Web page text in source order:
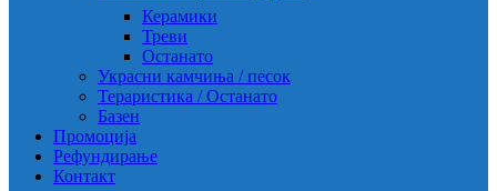
Керамики
Треви
Останато
Украсни камчиња / песок
Тераристика / Останато
Базен
Промоција
Рефундирање
Контакт